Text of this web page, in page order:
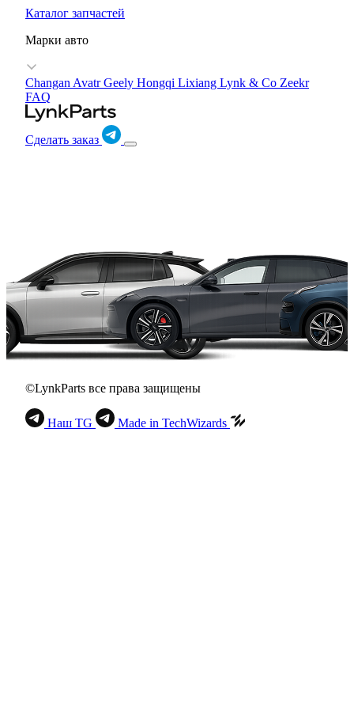
Каталог запчастей
Марки авто
Changan AvatrGeely Hongqi Lixiang Lynk & Co Zeekr
FAQ
Сделать заказ
©LynkParts все права защищены
Наш TG Made in TechWizards